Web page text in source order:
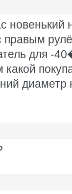
новенький
правым
диаметр